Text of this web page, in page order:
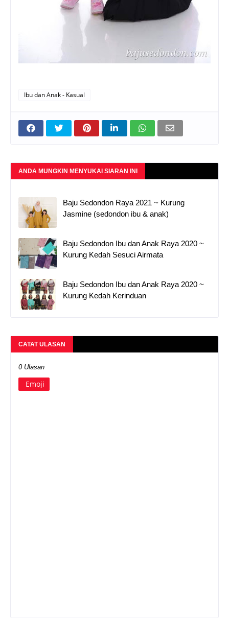
Ibu dan Anak - Kasual
ANDA MUNGKIN MENYUKAI SIARAN INI
Baju Sedondon Raya 2021 ~ Kurung
Jasmine (sedondon ibu & anak)
Baju Sedondon Ibu dan Anak Raya 2020 ~
Kurung Kedah Sesuci Airmata
Baju Sedondon Ibu dan Anak Raya 2020 ~
Kurung Kedah Kerinduan
CATAT ULASAN
0 Ulasan
Emoji